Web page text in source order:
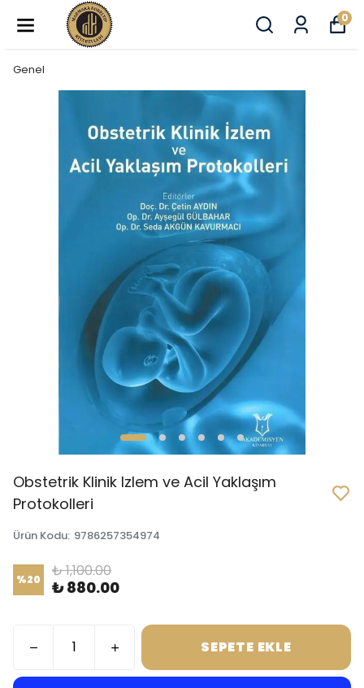
0
Genel
Obstetrik Klinik Izlem ve Acil Yaklaşım
Protokolleri
Ürün Kodu: 9786257354974
%20 ₺ 1,100.00
₺ 880.00
SEPETE EKLE